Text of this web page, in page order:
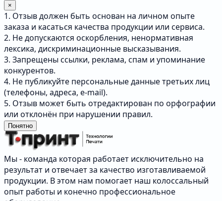
×
1. Отзыв должен быть основан на личном опыте
заказа и касаться качества продукции или сервиса.
2. Не допускаются оскорбления, ненормативная
лексика, дискриминационные высказывания.
3. Запрещены ссылки, реклама, спам и упоминание
конкурентов.
4. Не публикуйте персональные данные третьих лиц
(телефоны, адреса, e-mail).
5. Отзыв может быть отредактирован по орфографии
или отклонён при нарушении правил.
Понятно
Мы - команда которая работает исключительно на
результат и отвечает за качество изготавливаемой
продукции. В этом нам помогает наш колоссальный
опыт работы и конечно профессиональное